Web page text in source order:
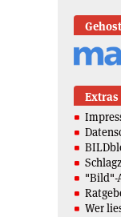
Extras
"Bild"-
Wer